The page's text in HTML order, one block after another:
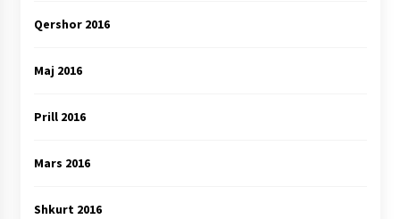
Qershor 2016
Maj 2016
Prill 2016
Mars 2016
Shkurt 2016